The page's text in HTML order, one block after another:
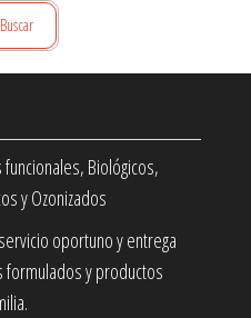
Buscar
Biológicos,
y Ozonizados
oportuno y entrega
y productos